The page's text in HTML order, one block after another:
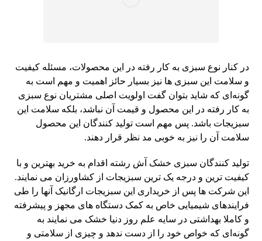
در کنار نوع سبزی به کار رفته در این محصولات، مسئله کیفیت
و سلامت این سبزی ها نیز بسیار حائز اهمیت و مهم است به
گونه‌ای که شاید بتوان گفت اولویت اصلی مشتریان نوع سبزی
به کار رفته در این محصول و قیمت آن نباشد، بلکه سلامت این
سبزیجات باشد. پس مهم است تولید کنندگان این محصول
سلامت آن را نیز به خوبی مد نظر قرار دهند.
تولید کنندگان سبزی خشک آش رشته اقدام به خرید بهترین و با
کیفیت ترین و درجه یک ترین سبزیجات از کشاورزان می نمایند.
این شرکت ها پس از خریداری این سبزیجات ارگانیک آنها را طی
فرایندهای شیمیایی خاص به کمک دستگاه های مجهز و پیشرفته
و کاملا بهداشتی در سایه علم روز دنیا خشک می نمایند به
گونه‌ای که خواص خود را از دست ندهد و چیزی از سلامتی و